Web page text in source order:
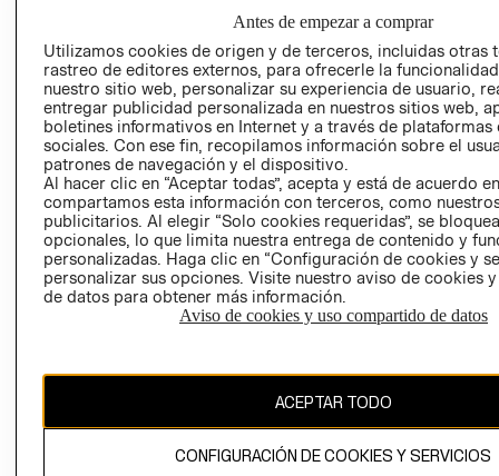
EMPRESARIAL
AVISO DE
PRIVACIDAD
GIFT CARD
AVISO DE
COOKIES
Uruguay ($U)
El contenido de esta página web está protegido por copyright y es
propiedad de H&M Hennes & Mauritz AB.
Antes de empezar a comprar
Utilizamos cookies de origen y de terceros, incluidas otras
rastreo de editores externos, para ofrecerle la
nuestro sitio web, personalizar su experiencia de usuario,
entregar publicidad personalizada en nuestros sitios web,
boletines informativos en Internet y a través de plataformas
sociales. Con ese fin, recopilamos información sobre el
patrones de navegación y el dispositivo.
Al hacer clic en “Aceptar todas”, acepta y está de acuerdo
compartamos esta información con terceros, como
publicitarios. Al elegir “Solo cookies requeridas”, se
opcionales, lo que limita nuestra entrega de contenido y
personalizadas. Haga clic en “Configuración de cookies y
personalizar sus opciones. Visite nuestro aviso de cookies
de datos para obtener más información.
Aviso de cookies y uso compartido de datos
ACEPTAR TODO
CONFIGURACIÓN DE COOKIES Y SERVICIOS